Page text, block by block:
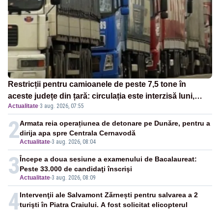
Restricții pentru camioanele de peste 7,5 tone în
aceste județe din țară: circulația este interzisă luni,
între orele 12:00 și 20:00
Actualitate·3 aug. 2026, 07:55
2Actualitate-3 aug. 2026, 08:04
Armata reia operațiunea de detonare pe Dunăre, pentru a
dirija apa spre Centrala Cernavodă
3Actualitate-3 aug. 2026, 08:09
Începe a doua sesiune a examenului de Bacalaureat:
Peste 33.000 de candidaţi înscrişi
4Intervenţii ale Salvamont Zărnești pentru salvarea a 2
turişti în Piatra Craiului. A fost solicitat elicopterul